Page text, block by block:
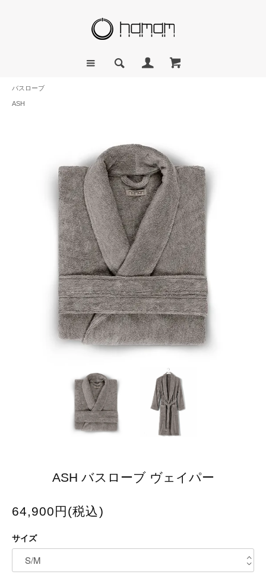
バスローブ
ASH
ASH バスローブ ヴェイパー
64,900円(税込)
サイズ